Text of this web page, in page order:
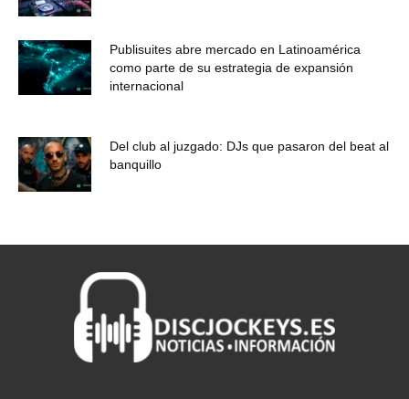
Publisuites abre mercado en Latinoamérica
como parte de su estrategia de expansión
internacional
Del club al juzgado: DJs que pasaron del beat al
banquillo